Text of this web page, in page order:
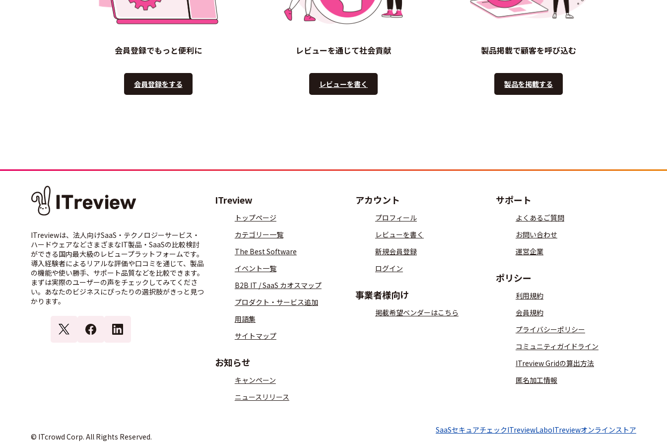
会員登録でもっと便利に
会員登録をする
レビューを通じて社会貢献
レビューを書く
製品掲載で顧客を呼び込む
製品を掲載する
ITreviewは、法人向けSaaS・テクノロジーサービス・
ハードウェアなどさまざまなIT製品・SaaSの比較検討
ができる国内最大級のレビュープラットフォームです。
導入経験者によるリアルな評価や口コミを通じて、製品
の機能や使い勝手、サポート品質などを比較できます。
まずは実際のユーザーの声をチェックしてみてくださ
い。あなたのビジネスにぴったりの選択肢がきっと見つ
かります。
ITreview
トップページ
カテゴリー一覧
The Best Software
イベント一覧
B2B IT / SaaS カオスマップ
プロダクト・サービス追加
用語集
サイトマップ
お知らせ
キャンペーン
ニュースリリース
アカウント
プロフィール
レビューを書く
新規会員登録
ログイン
事業者様向け
掲載希望ベンダーはこちら
サポート
よくあるご質問
お問い合わせ
運営企業
ポリシー
利用規約
会員規約
プライバシーポリシー
コミュニティガイドライン
ITreview Gridの算出方法
匿名加工情報
© ITcrowd Corp. All Rights Reserved.
SaaSセキュアチェックITreviewLaboITreviewオンラインストア